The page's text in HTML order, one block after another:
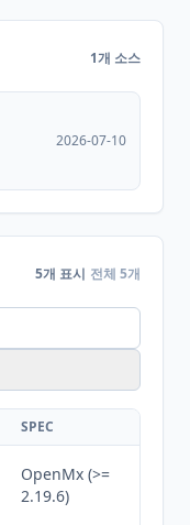
1개 소스
2026-07-10
5개 표시 전체 5개
SPEC
OpenMx (>=
2.19.6)